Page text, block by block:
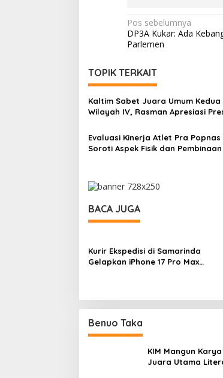
Navigasi
pos
Pos sebelumnya
DP3A Kukar: Ada
Parlemen
TOPIK TERKAIT
Kaltim Sabet Juara Umum Kedua
Wilayah IV, Rasman Apresiasi
Evaluasi Kinerja Atlet Pra
Soroti Aspek Fisik dan
BACA JUGA
Kurir Ekspedisi di Samarinda
Gelapkan iPhone 17 Pro Max
Benuo Taka
KIM Mangun Karya
Juara Utama